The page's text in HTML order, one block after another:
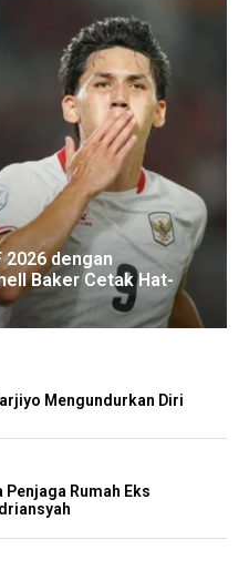
2026 dengan
Baker Cetak Hat-
Mengundurkan Diri
Rumah Eks